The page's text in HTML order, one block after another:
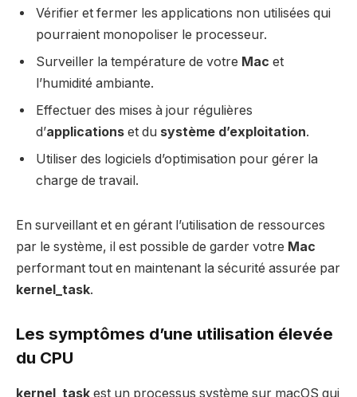
Vérifier et fermer les applications non utilisées qui
pourraient monopoliser le processeur.
Surveiller la température de votre Mac et
l’humidité ambiante.
Effectuer des mises à jour régulières
d’applications et du système d’exploitation.
Utiliser des logiciels d’optimisation pour gérer la
charge de travail.
En surveillant et en gérant l’utilisation de ressources
par le système, il est possible de garder votre Mac
performant tout en maintenant la sécurité assurée par
kernel_task.
Les symptômes d’une utilisation élevée
du CPU
kernel_task est un processus système sur macOS qui